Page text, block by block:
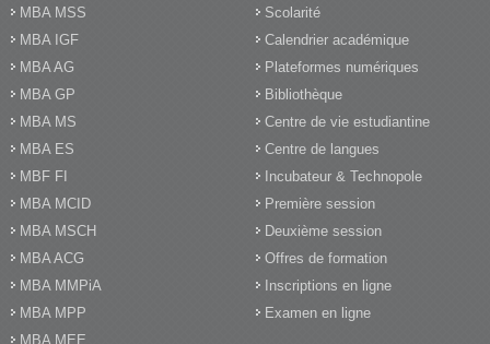
MBA MSS
MBA IGF
MBA AG
MBA GP
MBA MS
MBA ES
MBF FI
MBA MCID
MBA MSCH
MBA ACG
MBA MMPiA
MBA MPP
MBA MEE
Scolarité
Calendrier académique
Plateformes numériques
Bibliothèque
Centre de vie estudiantine
Centre de langues
Incubateur & Technopole
Première session
Deuxième session
Offres de formation
Inscriptions en ligne
Examen en ligne